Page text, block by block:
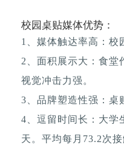
校园桌贴媒体优势：
1、媒体触达率高：校
2、面积展示大：食堂
视觉冲击力强。
3、品牌塑造性强：桌
4、逗留时间长：大学
天。平均每月73.2次接